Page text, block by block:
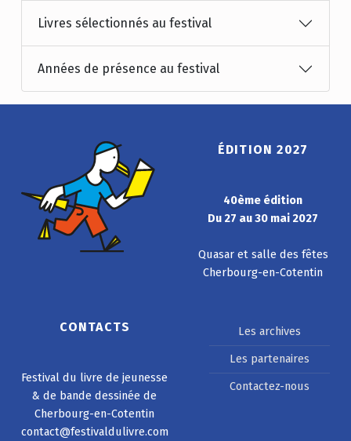
Livres sélectionnés au festival
Années de présence au festival
ÉDITION 2027
40ème édition
Du 27 au 30 mai 2027
Quasar et salle des fêtes
Cherbourg-en-Cotentin
CONTACTS
Festival du livre de jeunesse
& de bande dessinée de
Cherbourg-en-Cotentin
contact@festivaldulivre.com
Les archives
Les partenaires
Contactez-nous